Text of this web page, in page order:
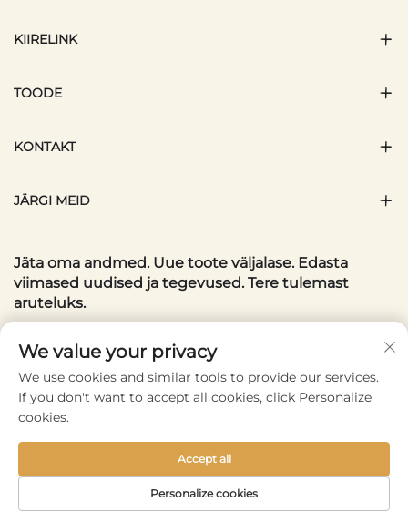
KIIRELINK
TOODE
KONTAKT
JÄRGI MEID
Jäta oma andmed. Uue toote väljalase. Edasta
viimased uudised ja tegevused. Tere tulemast
aruteluks.
Teie meiliaadress
Subscribe
Copyright © 2025 by Wenzhou Conlene Bags CO., Ltd. -
Privaatsuspoliitika
We value your privacy
We use cookies and similar tools to provide our services.
If you don't want to accept all cookies, click Personalize
cookies.
Personalize cookies
Accept all